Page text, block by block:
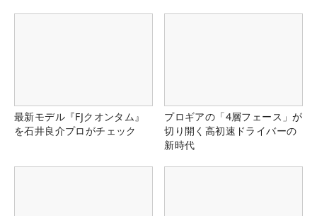
最新モデル『FJクオンタム』
を石井良介プロがチェック
プロギアの「4層フェース」が
切り開く高初速ドライバーの
新時代